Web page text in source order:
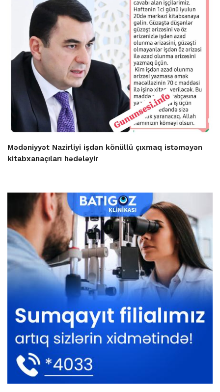
Mədəniyyət Nazirliyi işdən könüllü çıxmaq istəməyən
kitabxanaçıları hədələyir